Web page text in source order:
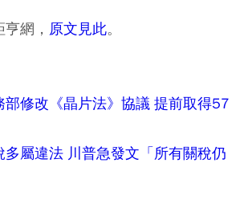
網， 原文見此。
部修改《晶片法》協議 提前取得57
屬違法 川普急發文「所有關稅仍